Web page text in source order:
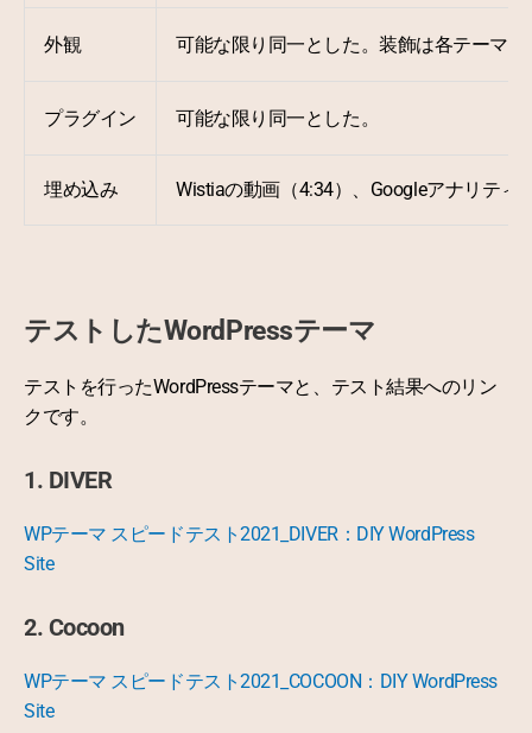
外観 可能な限り同一とした。装飾は各テーマ
プラグイン 可能な限り同一とした。
埋め込み Wistiaの動画（4:34）、Googleアナリティ
テストしたWordPressテーマ
テストを行ったWordPressテーマと、テスト結果へのリン
クです。
1. DIVER
WPテーマ スピードテスト2021_DIVER：DIY WordPress
Site
2. Cocoon
WPテーマ スピードテスト2021_COCOON：DIY WordPress
Site